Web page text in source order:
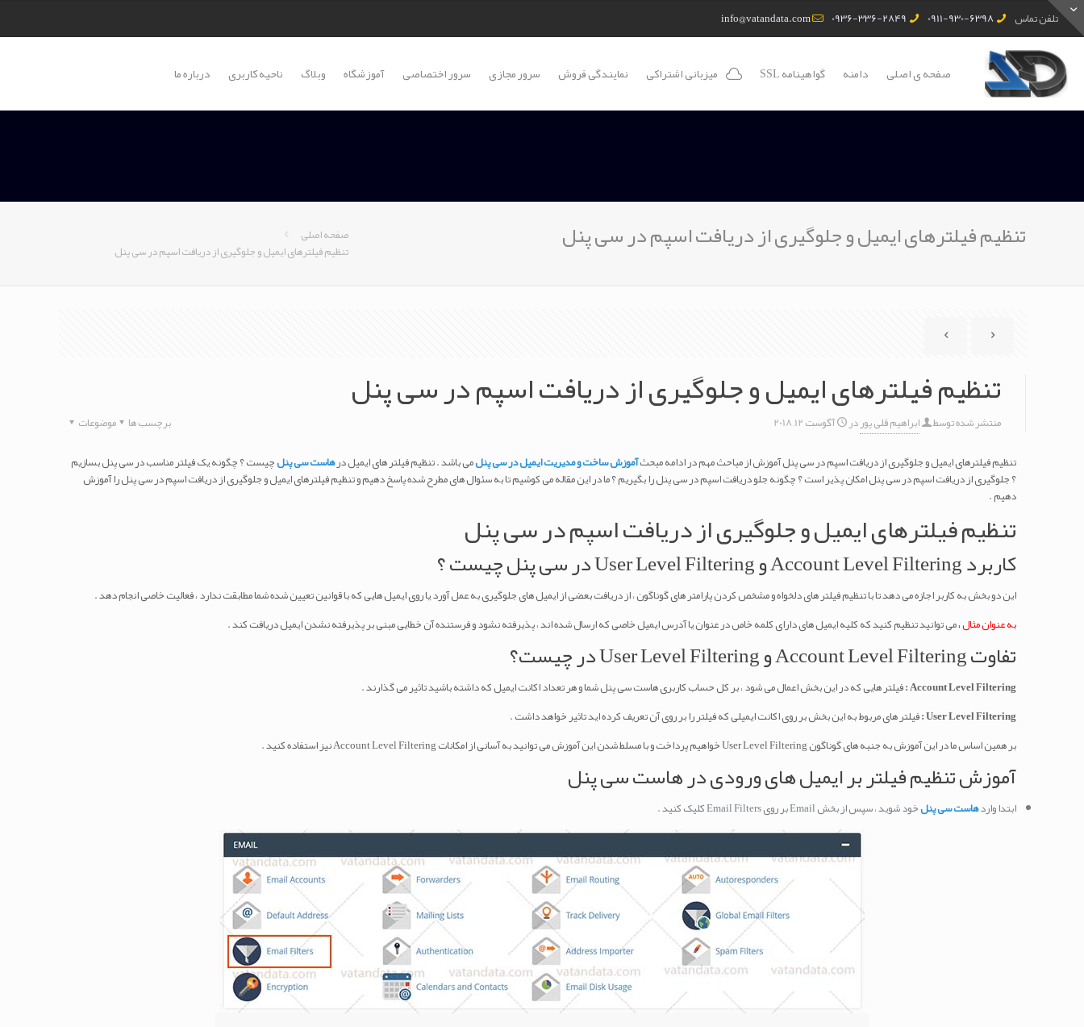
تلفن تماس 0911-930-6398
0936-336-2849
info@vatandata.com
صفحه ی اصلی دامنه گواهینامه SSL میزبانی اشتراکی نمایندگی فروش سرور مجازی سرور اختصاصی آموزشگاه وبلاگ ناحیه کاربری درباره ما
تنظیم فیلترهای ایمیل و جلوگیری از دریافت اسپم در سی پنل
صفحه اصلی
تنظیم فیلترهای ایمیل و جلوگیری از دریافت اسپم در سی پنل
تنظیم فیلترهای ایمیل و جلوگیری از دریافت اسپم در سی پنل
منتشر شده توسط ابراهیم قلی پوردر آگوست 12, 2018 موضوعات
برچسب ها
تنظیم فیلترهای ایمیل و جلوگیری از دریافت اسپم در سی پنل آموزش از مباحث مهم در ادامه مبحثآموزش ساخت و مدیریت ایمیل در سی پنلمی باشد . تنظیم فیلتر های ایمیل درهاست سی پنلچیست ؟ چگونه یک فیلتر مناسب در سی پنل بسازیم
؟ جلوگیری از دریافت اسپم در سی پنل امکان پذیر است ؟ چگونه جلو دریافت اسپم در سی پنل را بگیریم ؟ ما در این مقاله می کوشیم تا به سئوال های مطرح شده پاسخ دهیم و تنظیم فیلترهای ایمیل و جلوگیری از دریافت اسپم در سی پنل را آموزش
دهیم .
تنظیم فیلترهای ایمیل و جلوگیری از دریافت اسپم در سی پنل
کاربرد Account Level Filtering و User Level Filtering در سی پنل چیست ؟
این دو بخش به کاربر اجازه می دهد تا با تنظیم فیلتر های دلخواه و مشخص کردن پارامتر های گوناگون ، از دریافت بعضی از ایمیل های جلوگیری به عمل آورد یا روی ایمیل هایی که با قوانین تعیین شده شما مطابقت ندارد ، فعالیت خاصی انجام دهد .
به عنوان مثال،می توانید تنظیم کنید که کلیه ایمیل های دارای کلمه خاص در عنوان یا آدرس ایمیل خاصی که ارسال شده اند ، پذیرفته نشود و فرستنده آن خطایی مبنی بر پذیرفته نشدن ایمیل دریافت کند .
تفاوت Account Level Filtering و User Level Filtering در چیست؟
Account Level Filtering : فیلتر هایی که در این بخش اعمال می شود ، بر کل حساب کاربری هاست سی پنل شما و هر تعداد اکانت ایمیل که داشته باشید تاثیر می گذارند .
User Level Filtering : فیلتر های مربوط به این بخش بر روی اکانت ایمیلی که فیلتر را بر روی آن تعریف کرده اید تاثیر خواهد داشت .
بر همین اساس ما در این آموزش به جنبه های گوناگون User Level Filtering خواهیم پرداخت و با مسلط شدن این آموزش می توانید به آسانی از امکانات Account Level Filtering نیز استفاده کنید .
آموزش تنظیم فیلتر بر ایمیل های ورودی در هاست سی پنل
ابتدا واردهاست سی پنلخود شوید ، سپس از بخش Email بر روی Email Filters کلیک کنید .